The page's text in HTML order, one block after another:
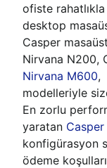
ofiste
desktop
Casper
Nirvana N200,
Nirvana M600,
modelleriyle
En zorlu
yaratan
konfigürasyon
ödeme